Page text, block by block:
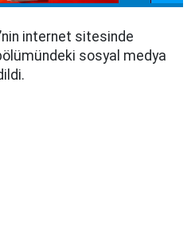
internet sitesinde
sosyal medya